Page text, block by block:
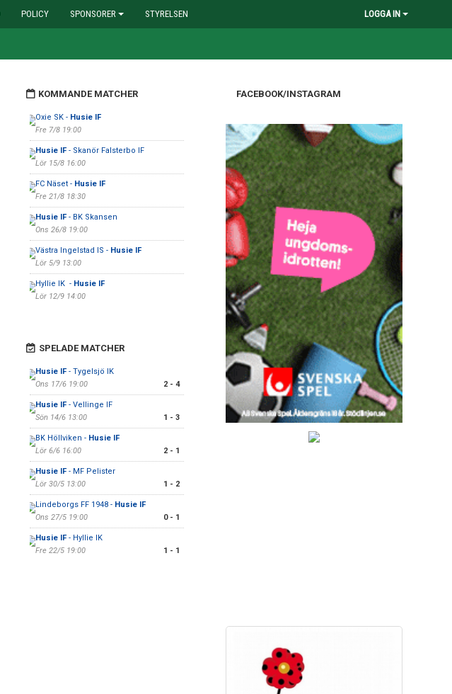
POLICY SPONSORER STYRELSEN LOGGA IN
KOMMANDE MATCHER
Oxie SK - Husie IF
Fre 7/8 19:00
Husie IF- Skanör Falsterbo IF
Lör 15/8 16:00
FC Näset - Husie IF
Fre 21/8 18:30
Husie IF- BK Skansen
Ons 26/8 19:00
Västra Ingelstad IS - Husie IF
Lör 5/9 13:00
Hyllie IK - Husie IF
Lör 12/9 14:00
SPELADE MATCHER
Husie IF- Tygelsjö IK
Ons 17/6 19:00
2 - 4
Husie IF- Vellinge IF
Sön 14/6 13:00
1 - 3
BK Höllviken - Husie IF
Lör 6/6 16:00
2 - 1
Husie IF- MF Pelister
Lör 30/5 13:00
1 - 2
Lindeborgs FF 1948 - Husie IF
Ons 27/5 19:00
0 - 1
Husie IF- Hyllie IK
Fre 22/5 19:00
1 - 1
FACEBOOK/INSTAGRAM